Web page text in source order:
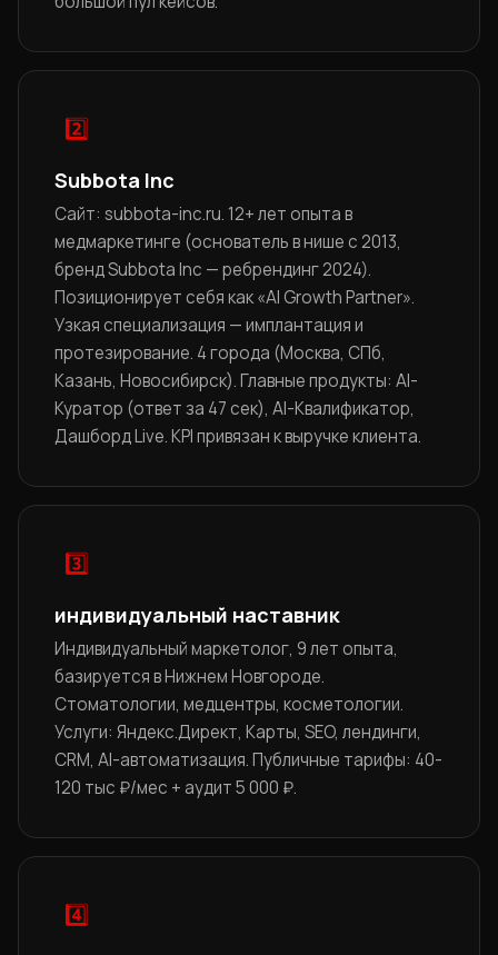
2️⃣
Subbota Inc
Сайт: subbota-inc.ru. 12+ лет опыта в
медмаркетинге (основатель в нише с 2013,
бренд Subbota Inc — ребрендинг 2024).
Позиционирует себя как «AI Growth Partner».
Узкая специализация — имплантация и
протезирование. 4 города (Москва, СПб,
Казань, Новосибирск). Главные продукты: AI-
Куратор (ответ за 47 сек), AI-Квалификатор,
Дашборд Live. KPI привязан к выручке клиента.
3️⃣
индивидуальный наставник
Индивидуальный маркетолог, 9 лет опыта,
базируется в Нижнем Новгороде.
Стоматологии, медцентры, косметологии.
Услуги: Яндекс.Директ, Карты, SEO, лендинги,
CRM, AI-автоматизация. Публичные тарифы: 40-
120 тыс ₽/мес + аудит 5 000 ₽.
4️⃣